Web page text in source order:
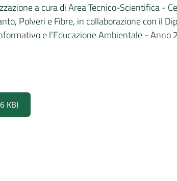
a cura di Area Tecnico-Scientifica -
Polveri e Fibre, in collaborazione con il
e l’Educazione Ambientale - Anno
KB)